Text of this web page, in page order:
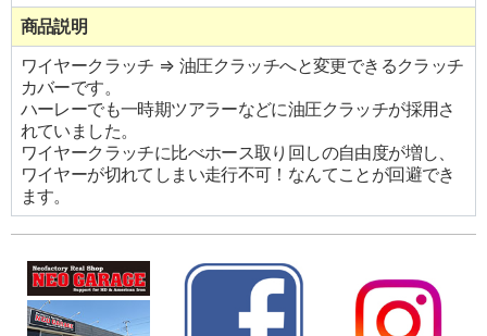
商品説明
ワイヤークラッチ ⇒ 油圧クラッチへと変更できるクラッチ
カバーです。
ハーレーでも一時期ツアラーなどに油圧クラッチが採用さ
れていました。
ワイヤークラッチに比べホース取り回しの自由度が増し、
ワイヤーが切れてしまい走行不可！なんてことが回避でき
ます。